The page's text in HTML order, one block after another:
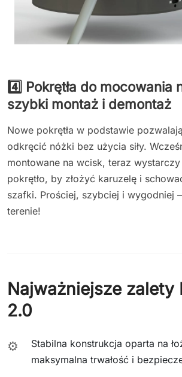
4️⃣ Pokrętła do mocowania
szybki montaż i demontaż
Nowe pokrętła w podstawie
odkręcić nóżki bez użycia siły.
montowane na wcisk, teraz
pokrętło, by złożyć karuzelę i
szafki. Prościej, szybciej i wygodniej
terenie!
Najważniejsze zalety
2.0
⚙️
Stabilna konstrukcja oparta na
maksymalna trwałość i